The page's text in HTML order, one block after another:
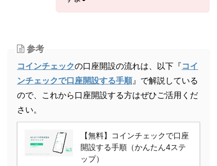
参考
コインチェックの口座開設の流れは、以下『コイ
ンチェックで口座開設する手順』で解説している
ので、これから口座開設する方はぜひご活用くだ
さい。
【無料】コインチェックで口座
開設する手順（かんたん4ステ
ップ）